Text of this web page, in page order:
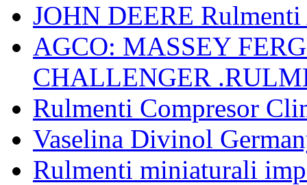
JOHN DEERE
AGCO: MASSEY
CHALLENGER
Rulmenti Compresor
Vaselina Divinol
Rulmenti miniaturali